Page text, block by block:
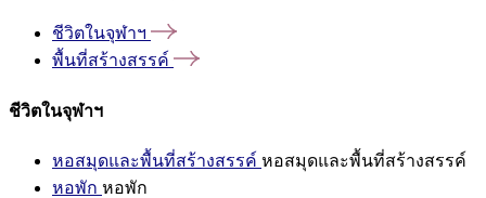
ชีวิตในจุฬาฯ
พื้นที่สร้างสรรค์
ชีวิตในจุฬาฯ
หอสมุดและพื้นที่สร้างสรรค์ หอสมุดและพื้นที่สร้างสรรค์
หอพัก หอพัก